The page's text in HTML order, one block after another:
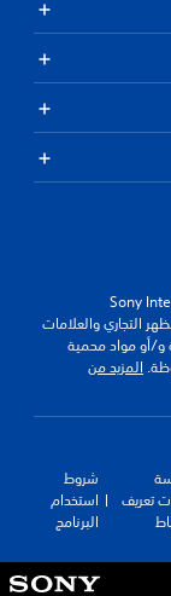
التجاري والعلامات
و/أو مواد محمية
المزيد من
تعريف
شروط
استخدام
البرنامج